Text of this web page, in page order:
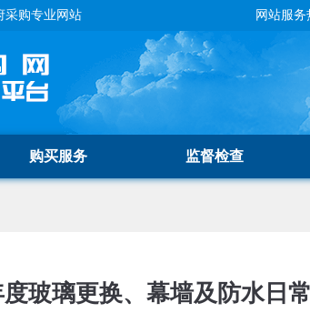
采购专业网站 网站服
购买服务 监督检查
度玻璃更换、幕墙及防水日